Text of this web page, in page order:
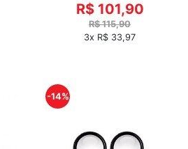
R$ 101,90
R$ 115,90
3x R$ 33,97
-14%